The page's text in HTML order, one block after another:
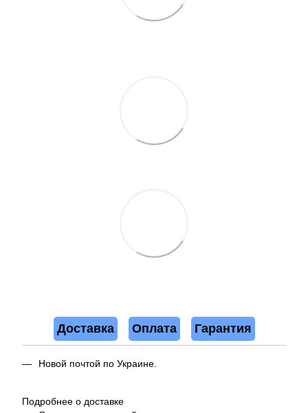
Доставка Оплата Гарантия
Новой почтой по Украине.
Подробнее о доставке